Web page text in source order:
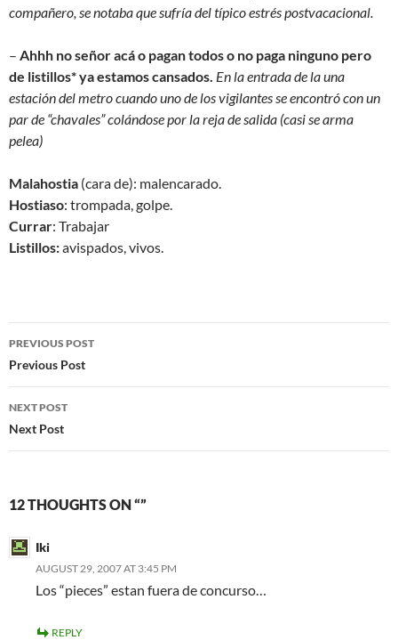
compañero, se notaba que sufría del típico estrés postvacacional.
– Ahhh no señor acá o pagan todos o no paga ninguno pero
de listillos* ya estamos cansados. En la entrada de la una
estación del metro cuando uno de los vigilantes se encontró con un
par de “chavales” colándose por la reja de salida (casi se arma
pelea)
Malahostia (cara de): malencarado.
Hostiaso: trompada, golpe.
Currar: Trabajar
Listillos:avispados, vivos.
Post
navigation
PREVIOUS POST
Previous Post
NEXT POST
Next Post
12 THOUGHTS ON “”
Iki
AUGUST 29, 2007 AT 3:45 PM
Los “pieces” estan fuera de concurso…
REPLY